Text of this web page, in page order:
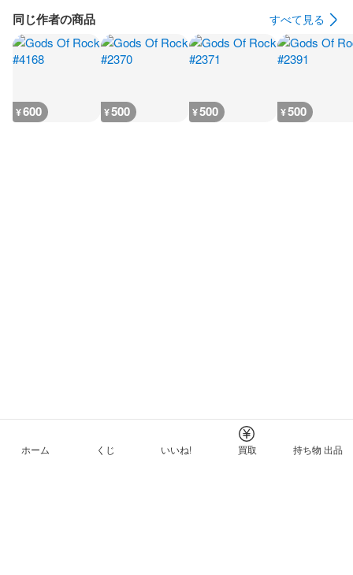
同じ作者の商品 すべて見る
¥600 ¥500 ¥500 ¥500
ホーム くじ いいね! 買取 持ち物 出品